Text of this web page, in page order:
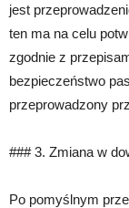
jest
ten ma na celu
zgodnie z
bezpieczeństwo
przeprowadzony
### 3. Zmiana w
Po pomyślnym